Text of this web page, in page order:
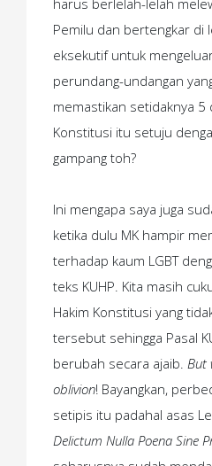
harus berlelah-lelah
Pemilu dan bertengkar di
eksekutif untuk
perundang-undangan
memastikan setidaknya 5
Konstitusi itu setuju
gampang toh?
Ini mengapa saya juga
ketika dulu MK hampir
terhadap kaum LGBT
teks KUHP. Kita masih
Hakim Konstitusi yang
tersebut sehingga Pasal
berubah secara ajaib. But
oblivion! Bayangkan,
setipis itu padahal asas
Delictum Nulla Poena Sine